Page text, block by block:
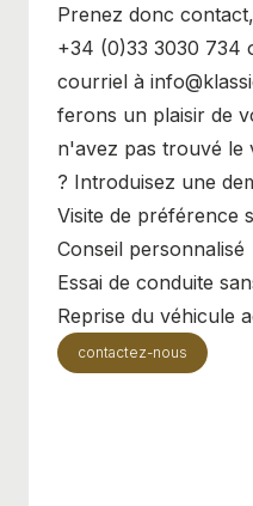
Prenez donc
+34 (0)33 3030 734
courriel à
ferons un plaisir de
n'avez pas trouvé le
? Introduisez une
Visite de préférence
Conseil personnalisé
Essai de conduite
Reprise du véhicule
contactez-nous